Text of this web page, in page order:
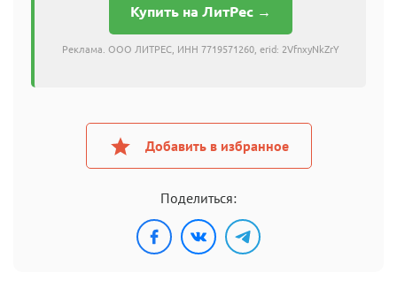
Купить на ЛитРес →
Реклама. ООО ЛИТРЕС, ИНН 7719571260, erid: 2VfnxyNkZrY
Добавить в избранное
Поделиться: